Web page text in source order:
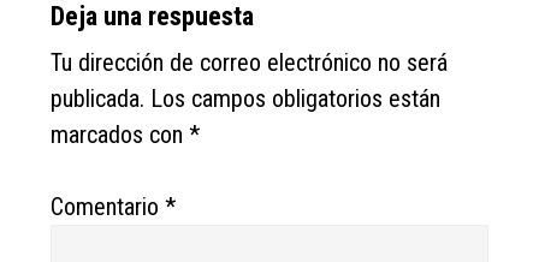
Reader
Interactions
Deja una respuesta
Tu dirección de correo electrónico no será
publicada. Los campos obligatorios están
marcados con*
Comentario*